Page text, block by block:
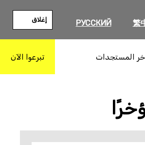
繁
РУССКИЙ إغلاق
المستجدات تبرعوا الآن